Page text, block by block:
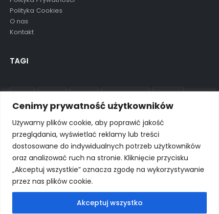
Cenimy prywatność użytkowników
Używamy plików cookie, aby poprawić jakość
przeglądania, wyświetlać reklamy lub treści
dostosowane do indywidualnych potrzeb użytkowników
oraz analizować ruch na stronie. Kliknięcie przycisku
„Akceptuj wszystkie” oznacza zgodę na wykorzystywanie
przez nas plików cookie.
Akceptuj wszystko
Polityka Cookies
O nas
Kontakt
TAGI
aluula mikolaj nowość ostatnie sztuki preorder
wkrótce wyprzedane wyprzedaż
© Porto eCommerce. 2024. All Rights Reserved